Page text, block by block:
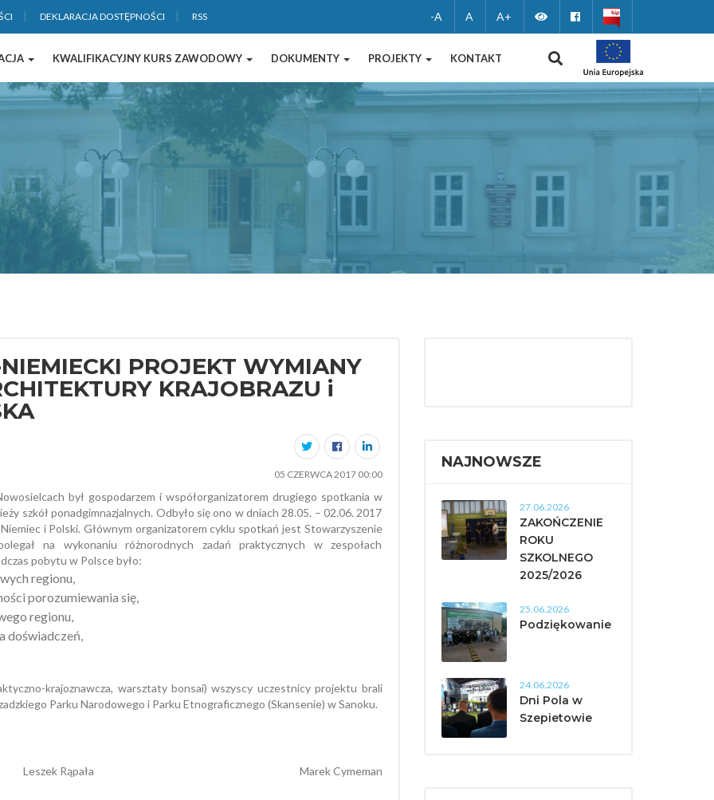
DEKLARACJA DOSTĘPNOŚCI RSS -A A A+ Zmień
wersję
kontrastową
Facebook
KWALIFIKACYJNY KURS ZAWODOWY DOKUMENTY PROJEKTY KONTAKT WYSZUKIWANIE
PROJEKT WYMIANY
KRAJOBRAZU i
05 CZERWCA 2017 00:00
był gospodarzem i współorganizatorem drugiego spotkania w
szkół ponadgimnazjalnych. Odbyło się ono w dniach 28.05. – 02.06. 2017
i Polski. Głównym organizatorem cyklu spotkań jest Stowarzyszenie
na wykonaniu różnorodnych zadań praktycznych w zespołach
pobytu w Polsce było:
regionu,
porozumiewania się,
regionu,
doświadczeń,
krajoznawcza, warsztaty bonsai) wszyscy uczestnicy projektu brali
Parku Narodowego i Parku Etnograficznego (Skansenie) w Sanoku.
Rąpała Marek Cymeman
NAJNOWSZE
27.06.2026
ZAKOŃCZENIE
ROKU
SZKOLNEGO
2025/2026
25.06.2026
Podziękowanie
24.06.2026
Dni Pola w
Szepietowie